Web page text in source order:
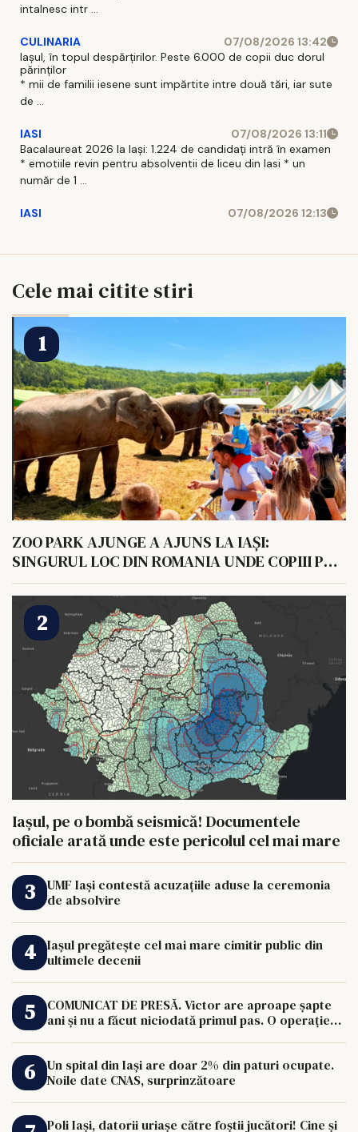
intalnesc intr ...
CULINARIA
07/08/2026 13:42
Iașul, în topul despărțirilor. Peste 6.000 de copii duc dorul
părinților
* mii de familii iesene sunt impărtite intre două tări, iar sute
de ...
IASI
07/08/2026 13:11
Bacalaureat 2026 la Iași: 1.224 de candidați intră în examen
* emotiile revin pentru absolventii de liceu din Iasi * un
număr de 1 ...
IASI 07/08/2026 12:13
Cele mai citite stiri
ZOO PARK AJUNGE A AJUNS LA IAȘI:
SINGURUL LOC DIN ROMANIA UNDE COPIII POT
HRANI UN ELEFANT
Iașul, pe o bombă seismică! Documentele
oficiale arată unde este pericolul cel mai mare
UMF Iași contestă acuzațiile aduse la ceremonia
de absolvire
Iașul pregătește cel mai mare cimitir public din
ultimele decenii
COMUNICAT DE PRESĂ. Victor are aproape șapte
ani și nu a făcut niciodată primul pas. O operație
Un spital din Iași are doar 2% din paturi ocupate.
Noile date CNAS, surprinzătoare
Poli Iași, datorii uriașe către foștii jucători! Cine și